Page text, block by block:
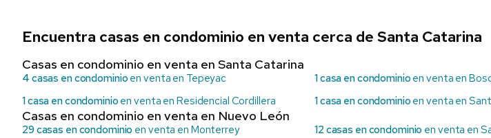
Encuentra casas en condominio en venta cerca de Santa Catarina
Casas en condominio en venta en Santa Catarina
4 casas en condominio en venta en Tepeyac 1 casa en condominio en venta en
1 casa en condominio en venta en Residencial Cordillera 1 casa en condominio en venta en
Casas en condominio en venta en Nuevo León
29 casas en condominio en venta en Monterrey 12 casas en condominio en venta en